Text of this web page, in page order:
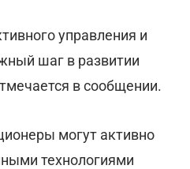
управления и
шаг в развитии
в сообщении.
могут активно
технологиями